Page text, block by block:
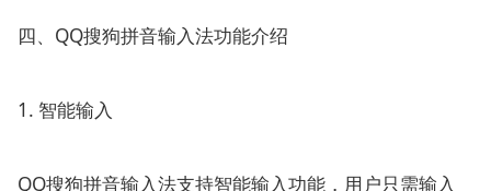
四、QQ搜狗拼音输入法功能介绍
1. 智能输入
QQ搜狗拼音输入法支持智能输入功能，用户只需输入